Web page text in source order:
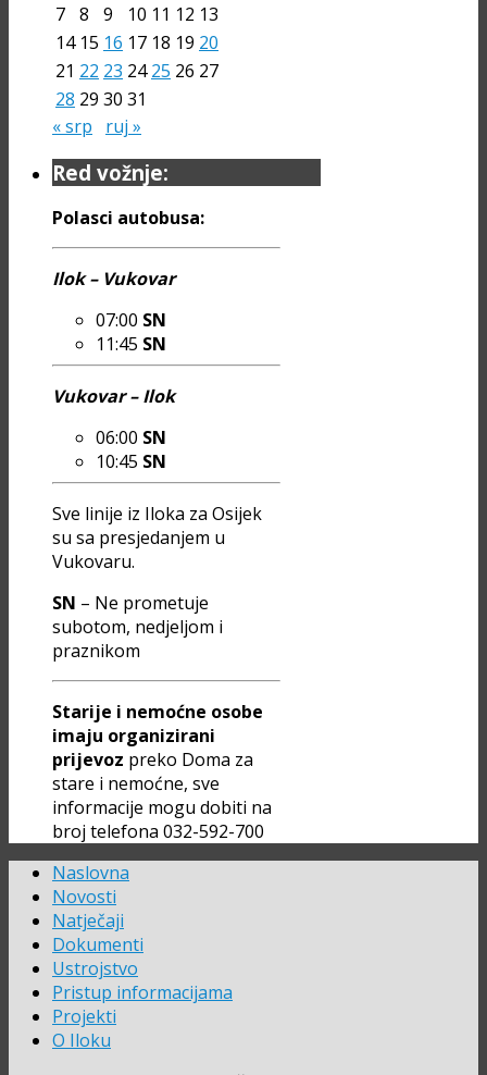
7 8 9 10 11 12 13
14 15 16 17 18 19 20
21 22 23 24 25 26 27
28 29 30 31
« srp
ruj »
Red vožnje:
Polasci autobusa:
Ilok – Vukovar
07:00 SN
11:45 SN
Vukovar – Ilok
06:00 SN
10:45 SN
Sve linije iz Iloka za Osijek
su sa presjedanjem u
Vukovaru.
SN – Ne prometuje
subotom, nedjeljom i
praznikom
Starije i nemoćne osobe
imaju organizirani
prijevoz preko Doma za
stare i nemoćne, sve
informacije mogu dobiti na
broj telefona 032-592-700
Naslovna
Novosti
Natječaji
Dokumenti
Ustrojstvo
Pristup informacijama
Projekti
O Iloku